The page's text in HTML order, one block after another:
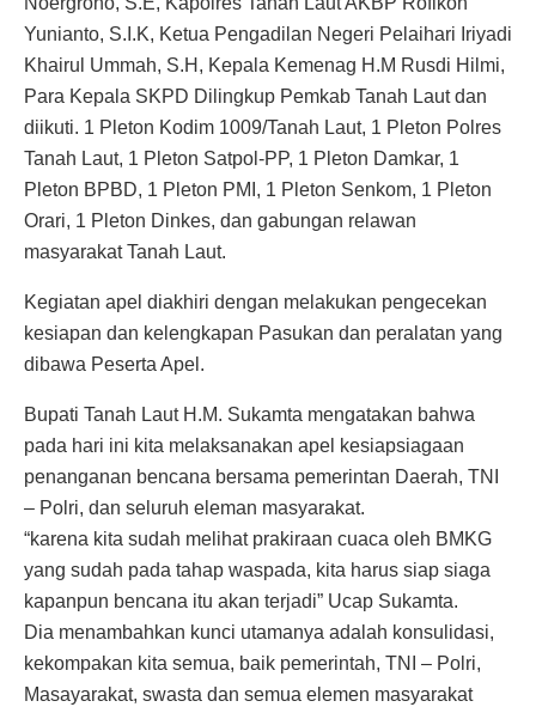
Yunianto, S.I.K, Ketua Pengadilan Negeri Pelaihari Iriyadi
Khairul Ummah, S.H, Kepala Kemenag H.M Rusdi Hilmi,
Para Kepala SKPD Dilingkup Pemkab Tanah Laut dan
diikuti. 1 Pleton Kodim 1009/Tanah Laut, 1 Pleton Polres
Tanah Laut, 1 Pleton Satpol-PP, 1 Pleton Damkar, 1
Pleton BPBD, 1 Pleton PMI, 1 Pleton Senkom, 1 Pleton
Orari, 1 Pleton Dinkes, dan gabungan relawan
masyarakat Tanah Laut.
Kegiatan apel diakhiri dengan melakukan pengecekan
kesiapan dan kelengkapan Pasukan dan peralatan yang
dibawa Peserta Apel.
Bupati Tanah Laut H.M. Sukamta mengatakan bahwa
pada hari ini kita melaksanakan apel kesiapsiagaan
penanganan bencana bersama pemerintan Daerah, TNI
– Polri, dan seluruh eleman masyarakat.
“karena kita sudah melihat prakiraan cuaca oleh BMKG
yang sudah pada tahap waspada, kita harus siap siaga
kapanpun bencana itu akan terjadi” Ucap Sukamta.
Dia menambahkan kunci utamanya adalah konsulidasi,
kekompakan kita semua, baik pemerintah, TNI – Polri,
Masayarakat, swasta dan semua elemen masyarakat